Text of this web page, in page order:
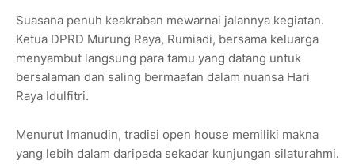
Suasana penuh keakraban mewarnai jalannya kegiatan.
Ketua DPRD Murung Raya, Rumiadi, bersama keluarga
menyambut langsung para tamu yang datang untuk
bersalaman dan saling bermaafan dalam nuansa Hari
Raya Idulfitri.
Menurut Imanudin, tradisi open house memiliki makna
yang lebih dalam daripada sekadar kunjungan silaturahmi.